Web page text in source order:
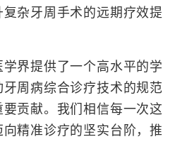
杂牙周手术的远期疗效提
界提供了一个高水平的学
周病综合诊疗技术的规范
贡献。我们相信每一次这
精准诊疗的坚实台阶，推